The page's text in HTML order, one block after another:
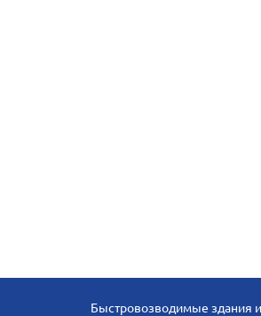
Быстровозводимые здания